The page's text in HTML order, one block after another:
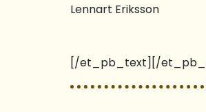
Lennart Eriksson
[/et_pb_text][/